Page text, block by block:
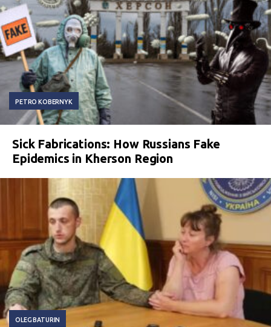
PETRO KOBERNYK
Sick Fabrications: How Russians Fake
Epidemics in Kherson Region
OLEG BATURIN